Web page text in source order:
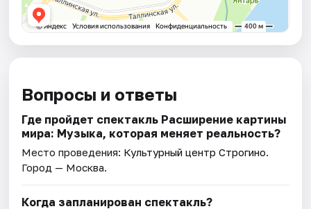
Вопросы и ответы
Где пройдет спектакль Расширение картины
мира: Музыка, которая меняет реальность?
Место проведения: Культурный центр Строгино.
Город — Москва.
Когда запланирован спектакль?